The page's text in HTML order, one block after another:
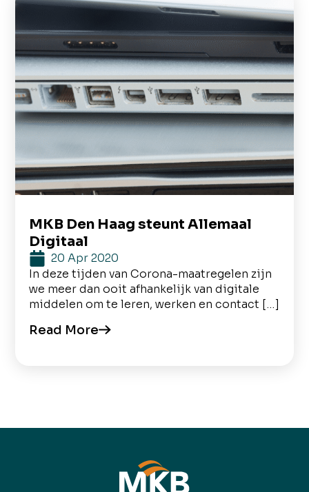
MKB Den Haag steunt Allemaal
Digitaal
20 Apr 2020
In deze tijden van Corona-maatregelen zijn
we meer dan ooit afhankelijk van digitale
middelen om te leren, werken en contact […]
Read More